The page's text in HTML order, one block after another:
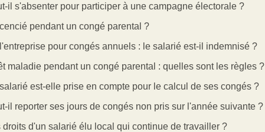
il s'absenter pour participer à une campagne électorale ?
pendant un congé parental ?
pour congés annuels : le salarié est-il indemnisé ?
maladie pendant un congé parental : quelles sont les règles ?
est-elle prise en compte pour le calcul de ses congés ?
il reporter ses jours de congés non pris sur l'année suivante ?
droits d'un salarié élu local qui continue de travailler ?